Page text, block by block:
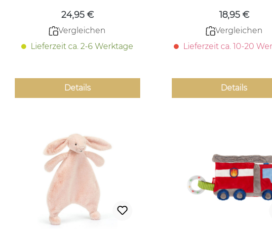
24,95 €
Vergleichen
Lieferzeit ca. 2-6 Werktage
Details
18,95 €
Vergleichen
Lieferzeit ca. 10-20
Details